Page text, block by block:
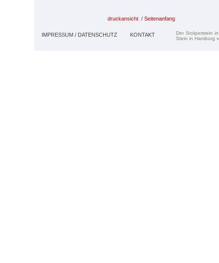
druckansicht / Seitenanfang
IMPRESSUM / DATENSCHUTZ KONTAKT
Der Stolperstein
Stein in Hamburg